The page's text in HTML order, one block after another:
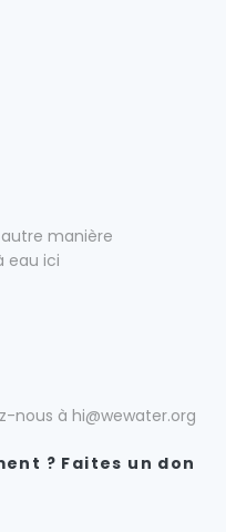
manière
eau ici
nous à hi@wewater.org
? Faites un don